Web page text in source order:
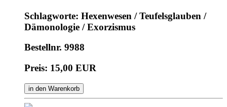
Schlagworte: Hexenwesen / Teufelsglauben /
Dämonologie / Exorzismus
Bestellnr. 9988
Preis: 15,00 EUR
in den Warenkorb